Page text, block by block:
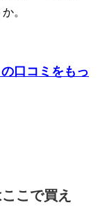
。
口コミをもっ
こで買え